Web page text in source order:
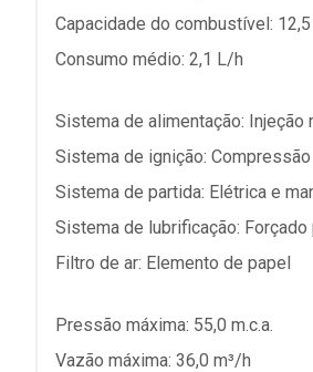
Capacidade do combustível:
Consumo médio: 2,1 L/h
Sistema de alimentação: Injeção
Sistema de ignição: Compressão
Sistema de partida: Elétrica e
Sistema de lubrificação: Forçado
Filtro de ar: Elemento de papel
Pressão máxima: 55,0 m.c.a.
Vazão máxima: 36,0 m³/h